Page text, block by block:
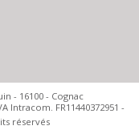
- 16100 - Cognac
Intracom. FR11440372951 -
réservés​